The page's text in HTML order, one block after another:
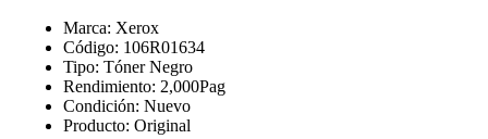
Marca: Xerox
Código: 106R01634
Tipo: Tóner Negro
Rendimiento: 2,000Pag
Condición: Nuevo
Producto: Original